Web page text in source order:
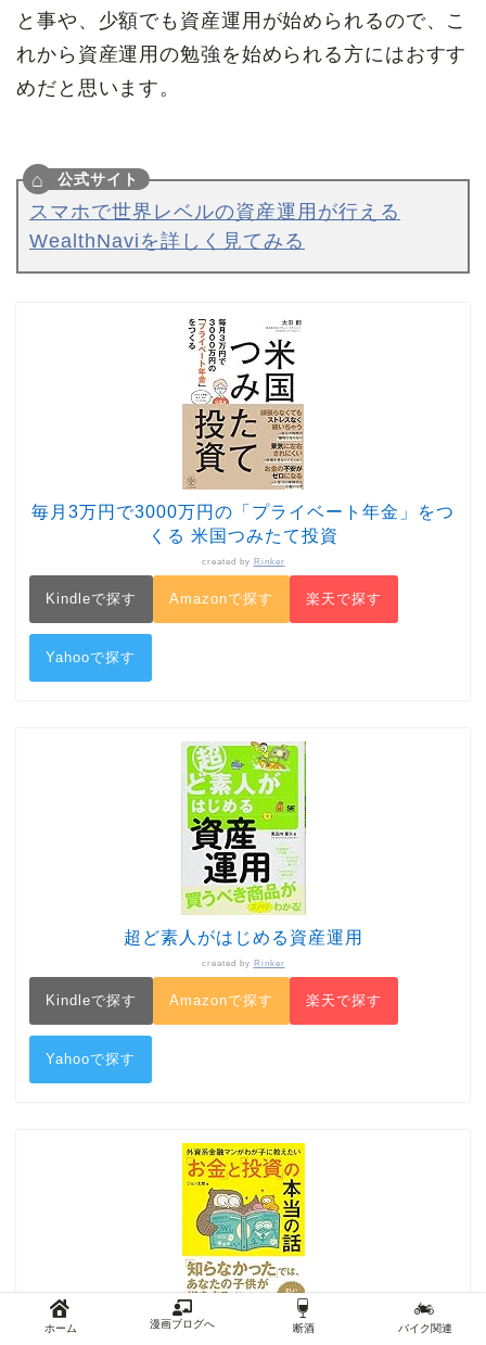
と事や、少額でも資産運用が始められるので、こ
れから資産運用の勉強を始められる方にはおすす
めだと思います。
スマホで世界レベルの資産運用が行える
WealthNaviを詳しく見てみる
毎月3万円で3000万円の「プライベート年金」をつ
くる 米国つみたて投資
created by Rinker
Kindleで探す Amazonで探す 楽天で探す
Yahooで探す
超ど素人がはじめる資産運用
created by Rinker
Kindleで探す Amazonで探す 楽天で探す
Yahooで探す
外資系金融マンがわが子に教えたい「お金」と「投
ホーム 漫画ブログへ 断酒 バイク関連